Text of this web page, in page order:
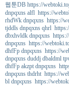
웹툰DB https://
dnpqxns alfl https://
rhdWk dnpqxns https://
tjddls dnpqxns qhrl
dbxhvldk dnpqxns
dnpqxns https://
dhfFp dnpqxns https://
dnpqxns duddj dbaldml
dhfFp akzpt dnpqxns
dnpqxns thdrht https://
bl dnpqxns https://